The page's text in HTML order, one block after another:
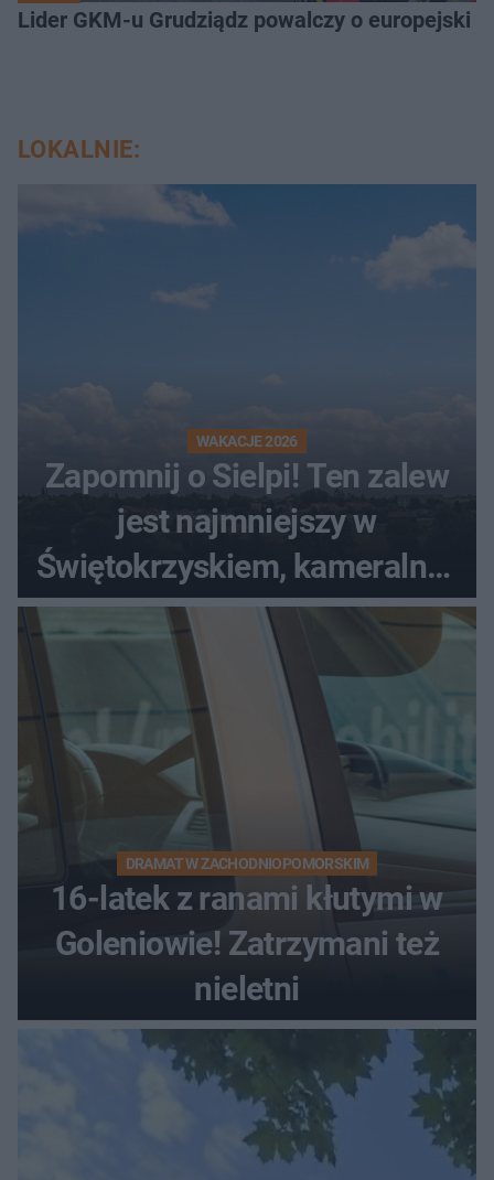
Lider GKM-u Grudziądz powalczy o europejski
LOKALNIE:
WAKACJE 2026
Zapomnij o Sielpi! Ten zalew
jest najmniejszy w
Świętokrzyskiem, kameralny i
bez tłumów
DRAMAT W ZACHODNIOPOMORSKIM
16-latek z ranami kłutymi w
Goleniowie! Zatrzymani też
nieletni